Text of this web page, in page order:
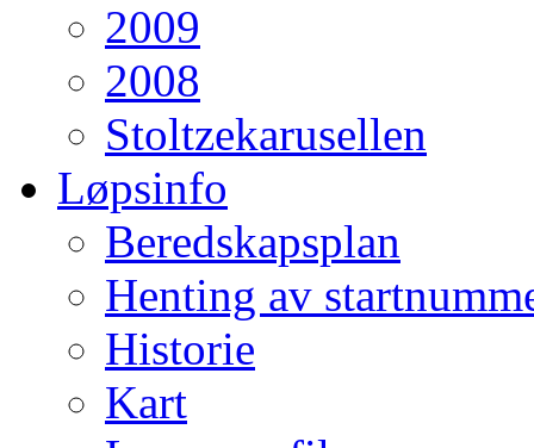
2009
2008
Stoltzekarusellen
Løpsinfo
Beredskapsplan
Henting av
Historie
Kart